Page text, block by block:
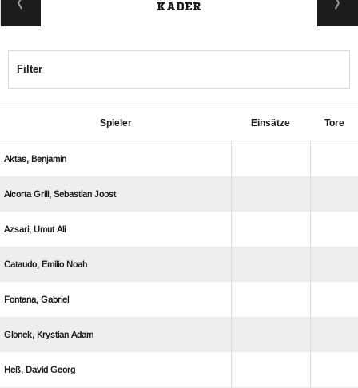
KADER
Filter
Spieler Einsätze Tore
 
   
  
  
 
  
  